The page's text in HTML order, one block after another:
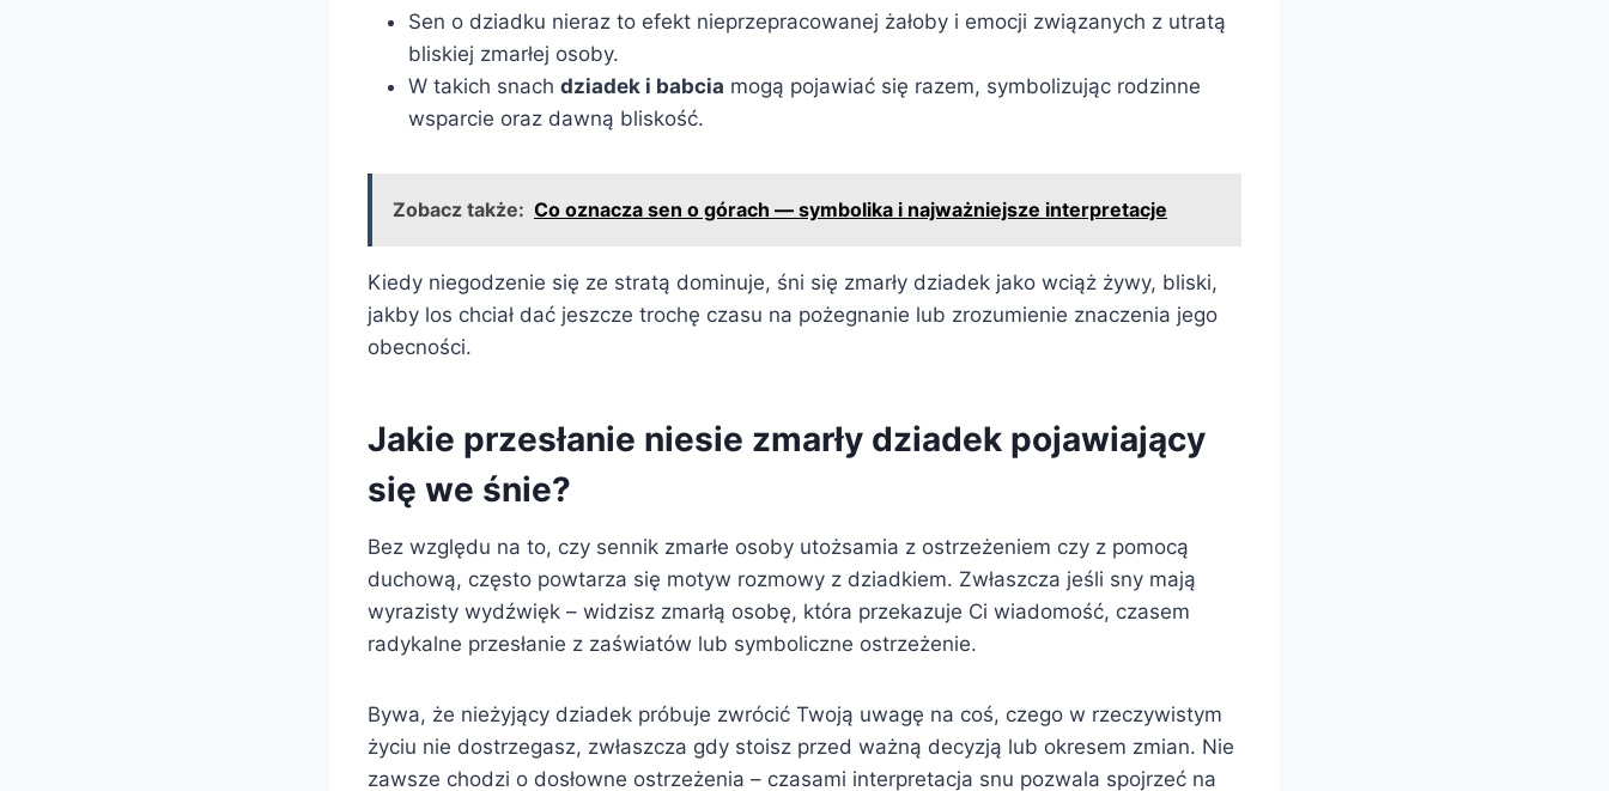
Sen o dziadku nieraz to efekt nieprzepracowanej żałoby i emocji związanych z utratą
bliskiej zmarłej osoby.
W takich snach dziadek i babcia mogą pojawiać się razem, symbolizując rodzinne
wsparcie oraz dawną bliskość.
Zobacz także: Co oznacza sen o górach — symbolika i najważniejsze interpretacje
Kiedy niegodzenie się ze stratą dominuje, śni się zmarły dziadek jako wciąż żywy, bliski,
jakby los chciał dać jeszcze trochę czasu na pożegnanie lub zrozumienie znaczenia jego
obecności.
Jakie przesłanie niesie zmarły dziadek pojawiający
się we śnie?
Bez względu na to, czy sennik zmarłe osoby utożsamia z ostrzeżeniem czy z pomocą
duchową, często powtarza się motyw rozmowy z dziadkiem. Zwłaszcza jeśli sny mają
wyrazisty wydźwięk – widzisz zmarłą osobę, która przekazuje Ci wiadomość, czasem
radykalne przesłanie z zaświatów lub symboliczne ostrzeżenie.
Bywa, że nieżyjący dziadek próbuje zwrócić Twoją uwagę na coś, czego w rzeczywistym
życiu nie dostrzegasz, zwłaszcza gdy stoisz przed ważną decyzją lub okresem zmian. Nie
zawsze chodzi o dosłowne ostrzeżenia – czasami interpretacja snu pozwala spojrzeć na